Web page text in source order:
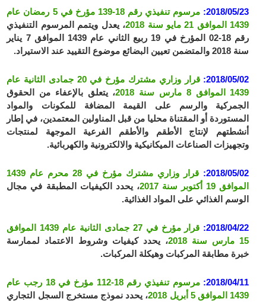
2018/05/23:
مرسوم تنفيذي رقم 18-139 مؤرخ في 5 رمضان عام
1439 الموافق 21 مايو سنة 2018
، يعدل ويتمم المرسوم التنفيذي
رقم 18-02 المؤرخ في 19 ربيع الثاني عام 1439 الموافق 7 يناير
سنة 2018 والمتضمن تعيين البضائع موضوع التقييد عند الاستيراد.
2018/05/02:
قرار وزاري مشترك مؤرخ في 20 جمادى الثانية عام
1439 الموافق 8 مارس سنة 2018
، يتعلق بالإعفاء من الحقوق
الجمركية والرسم على القيمة المضافة للمكونات والمواد
المستوردة أو المقتناة محليا من قبل المناولين المعتمدين، في إطار
أنشطتهم لإنتاج الأطقم والأطقم الفرعية الموجهة لمنتجات
وتجهيزات الصناعات الميكانيكية والالكترونية والكهربائية.
2018/05/02:
قرار وزاري مشترك مؤرخ في 28 محرم عام 1439
الموافق 19 أكتوبر سنة 2017
، يحدد الكيفيات المطبقة في مجال
الوسم الغذائي على المواد الغذائية.
2018/04/22:
قرار مؤرخ في 27 جمادى الثانية عام 1439 الموافق
15 مارس سنة 2018
، يحدد كيفيات وشروط الاعتماد لممارسة
خبرة مطابقة المركبات وهيكلة المركبات.
2018/04/11:
مرسوم تنفيذي رقم 18-112 مؤرخ في 18 رجب عام
1439 الموافق 5 أبريل 2018
، يحدد نموذج مستخرج السجل التجاري